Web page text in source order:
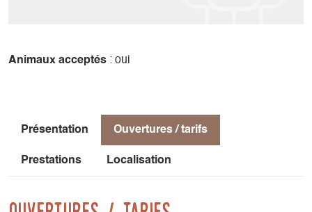
Animaux acceptés : oui
Présentation Ouvertures / tarifs
Prestations Localisation